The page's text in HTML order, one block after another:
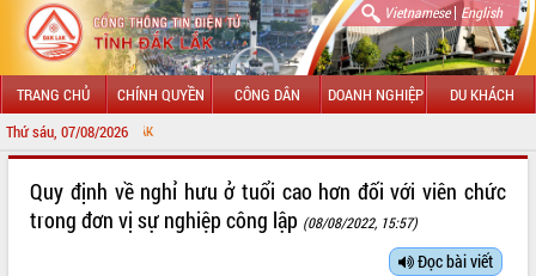
Vietnamese| English
TRANG CHỦ CHÍNH QUYỀN CÔNG DÂN DOANH NGHIỆP DU KHÁCH
Thứ sáu, 07/08/2026
LÃNH ĐẠO UBND TỈNH
Quy định về nghỉ hưu ở tuổi cao hơn đối với viên chức
trong đơn vị sự nghiệp công lập (08/08/2022, 15:57)
Đọc bài viết